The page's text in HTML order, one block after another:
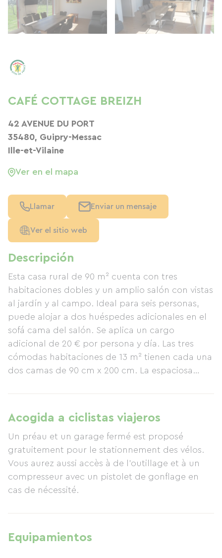
Descripción
Esta casa rural de 90 m² cuenta con tres
habitaciones dobles y un amplio salón con vistas
al jardín y al campo. Ideal para seis personas,
puede alojar a dos huéspedes adicionales en el
sofá cama del salón. Se aplica un cargo
adicional de 20 € por persona y día. Las tres
cómodas habitaciones de 13 m² tienen cada una
dos camas de 90 cm x 200 cm. La espaciosa
campo circundante. Esta zona incluye un gran
televisor HD, un equipo de música, un gran sofá
de cuatro plazas y una gran mesa de comedor
con capacidad para ocho personas. La cocina
está equipada con una amplia encimera con
placa de inducción, horno/microondas,
frigorífico, lavavajillas y todos los pequeños
conduce a las demás estancias de la casa rural,
incluyendo las habitaciones y los aseos: un
Acogida a ciclistas viajeros
Un préau et un garage fermé est proposé
gratuitement pour le stationnement des vélos.
Vous aurez aussi accès à de l'outillage et à un
compresseur avec un pistolet de gonflage en
cas de nécessité.
Equipamientos
CAFÉ COTTAGE BREIZH
42 AVENUE DU PORT
35480, Guipry-Messac
Ille-et-Vilaine
Ver en el mapa
Llamar Enviar un mensaje
Ver el sitio web